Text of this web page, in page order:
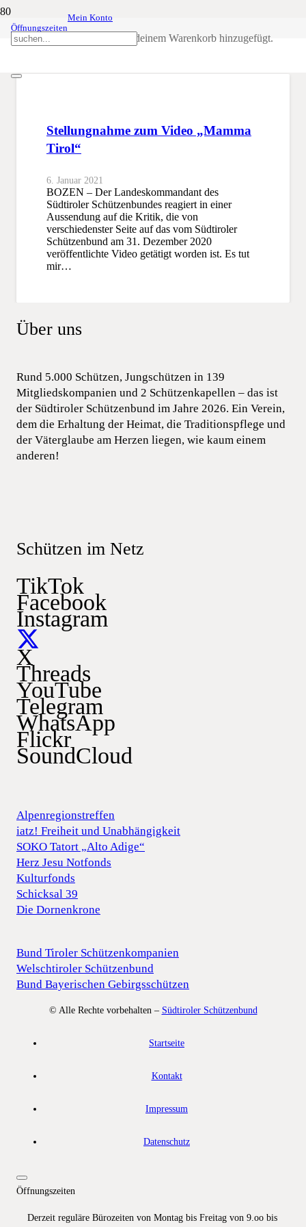
Öffnungszeiten
Mein Konto
wurde deinem Warenkorb hinzugefügt.
Mamma Tirol
Stellungnahme zum Video „Mamma
Tirol“
6. Januar 2021
BOZEN – Der Landeskommandant des
Südtiroler Schützenbundes reagiert in einer
Aussendung auf die Kritik, die von
verschiedenster Seite auf das vom Südtiroler
Schützenbund am 31. Dezember 2020
veröffentlichte Video getätigt worden ist. Es tut
mir…
Über uns
Rund 5.000 Schützen, Jungschützen in 139
Mitgliedskompanien und 2 Schützenkapellen – das ist
der Südtiroler Schützenbund im Jahre 2026. Ein Verein,
dem die Erhaltung der Heimat, die Traditionspflege und
der Väterglaube am Herzen liegen, wie kaum einem
anderen!
Schützen im Netz
TikTok
Facebook
Instagram
X
Threads
YouTube
Telegram
WhatsApp
Flickr
SoundCloud
Alpenregionstreffen
iatz! Freiheit und Unabhängigkeit
SOKO Tatort „Alto Adige“
Herz Jesu Notfonds
Kulturfonds
Schicksal 39
Die Dornenkrone
Bund Tiroler Schützenkompanien
Welschtiroler Schützenbund
Bund Bayerischen Gebirgsschützen
© Alle Rechte vorbehalten – Südtiroler Schützenbund
Startseite
Kontakt
Impressum
Datenschutz
Öffnungszeiten
Derzeit reguläre Bürozeiten von Montag bis Freitag von 9.oo bis